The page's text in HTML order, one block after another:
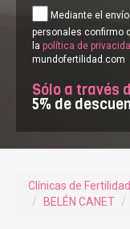
Mediante el
personales confirmo
la política de
mundofertilidad.com
Sólo a través
5% de
Clínicas de Fertilidad
BELÉN CANET